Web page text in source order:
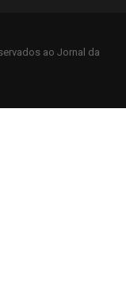
ao Jornal da